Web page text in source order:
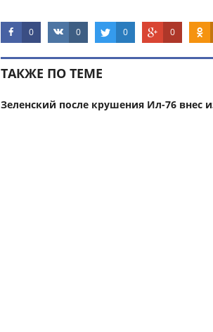
0 0 0 0
ТАКЖЕ ПО ТЕМЕ
Зеленский после крушения Ил-76 внес